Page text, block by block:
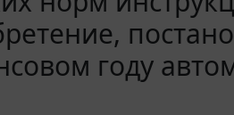
году